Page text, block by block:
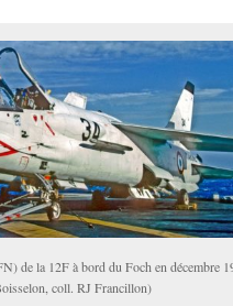
de la 12F à bord du Foch en décembre
coll. RJ Francillon)